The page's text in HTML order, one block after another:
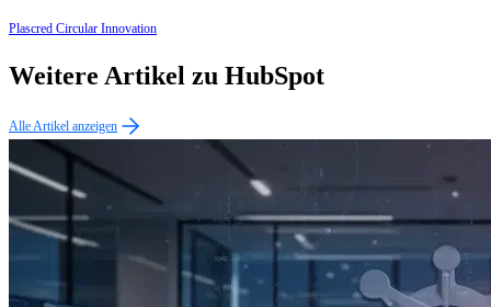
Plascred Circular Innovation
Weitere Artikel zu HubSpot
Alle Artikel anzeigen